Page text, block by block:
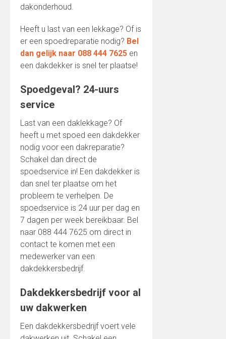
dakonderhoud.
Heeft u last van een lekkage? Of is
er een spoedreparatie nodig? Bel
dan gelijk naar 088 444 7625 en
een dakdekker is snel ter plaatse!
Spoedgeval? 24-uurs
service
Last van een daklekkage? Of
heeft u met spoed een dakdekker
nodig voor een dakreparatie?
Schakel dan direct de
spoedservice in! Een dakdekker is
dan snel ter plaatse om het
probleem te verhelpen. De
spoedservice is 24 uur per dag en
7 dagen per week bereikbaar. Bel
naar 088 444 7625 om direct in
contact te komen met een
medewerker van een
dakdekkersbedrijf.
Dakdekkersbedrijf voor al
uw dakwerken
Een dakdekkersbedrijf voert vele